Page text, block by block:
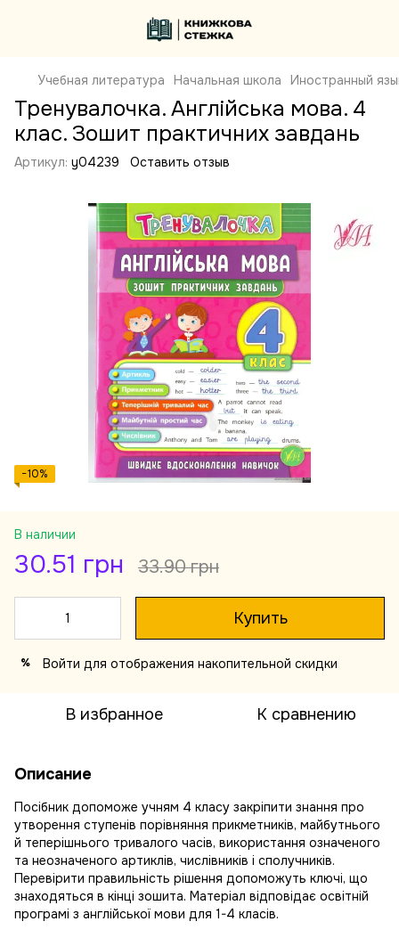
Учебная литература Начальная школа Иностранный
Тренувалочка. Англійська мова. 4
клас. Зошит практичних завдань
Артикул: y04239 Оставить отзыв
−10%
В наличии
30.51 грн 33.90 грн
Купить
% Войти для отображения накопительной скидки
В избранное К сравнению
Описание
Посібник допоможе учням 4 класу закріпити знання про
утворення ступенів порівняння прикметників, майбутнього
й теперішнього тривалого часів, використання означеного
та неозначеного артиклів, числівників і сполучників.
Перевірити правильність рішення допоможуть ключі, що
знаходяться в кінці зошита. Матеріал відповідає освітній
програмі з англійської мови для 1-4 класів.